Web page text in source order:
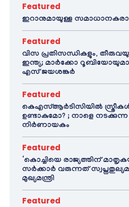
Featured
ഇറാനുമായുള്ള സമാധാനകരാർ
Featured
വിസ പ്രതിസന്ധികളും,
ഇന്ത്യ; മാർക്കോ
എസ് ജയശങ്കർ
Featured
കെഎസ്ആർടിസിയിൽ
ഉണ്ടാകുമോ? ; നാളെ
നിർണായകം
Featured
‘കൊച്ചിയെ രാജ്യത്തിന്
സർക്കാർ വരുന്നത്
മുഖ്യമന്ത്രി
Featured